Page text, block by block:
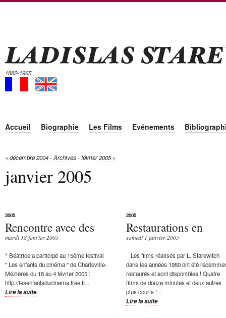
1882-1965
Accueil Biographie Les Films Evénements
« décembre 2004-Archives-février 2005 »
janvier 2005
2005
Rencontre avec des
mardi 18 janvier 2005
* Béatrice a participé au 15ème festival
" Les enfants du cinéma " de Charleville-
Mézières du 18 au 4 février 2005 :
http://lesenfantsducinema.free.fr...
Lire la suite
2005
Restaurations en
samedi 1 janvier 2005
Les films réalisés par L. Starewitch
dans les années 1950 ont été
restaurés et sont disponibles ! Quatre
films de douze minutes et deux autres
plus courts !...
Lire la suite